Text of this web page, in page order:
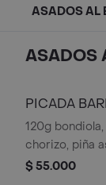
ASADOS AL
ASADOS
PICADA
120g
chorizo, piña
papas a la
$ 55.000